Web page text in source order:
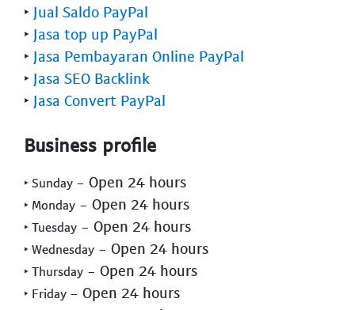
‣ Jual Saldo PayPal
‣ Jasa top up PayPal
‣ Jasa Pembayaran Online PayPal
‣ Jasa SEO Backlink
‣ Jasa Convert PayPal
Business profile
‣ Sunday - Open 24 hours
‣ Monday - Open 24 hours
‣ Tuesday - Open 24 hours
‣ Wednesday - Open 24 hours
‣ Thursday - Open 24 hours
‣ Friday - Open 24 hours